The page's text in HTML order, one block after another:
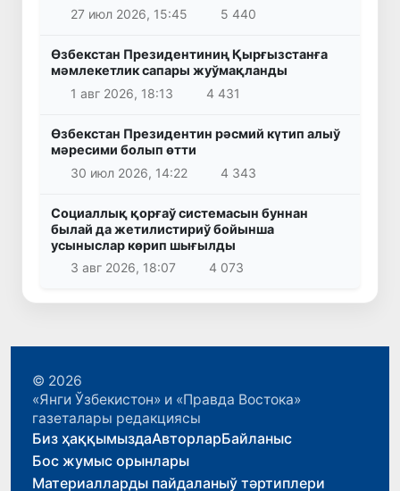
27 июл 2026, 15:45
5 440
Өзбекстан Президентиниң Қырғызстанға
мәмлекетлик сапары жуўмақланды
1 авг 2026, 18:13
4 431
Өзбекстан Президентин рәсмий күтип алыў
мәресими болып өтти
30 июл 2026, 14:22
4 343
Социаллық қорғаў системасын буннан
былай да жетилистириў бойынша
усыныслар көрип шығылды
3 авг 2026, 18:07
4 073
© 2026
«Янги Ўзбекистон» и «Правда Востока»
газеталары редакциясы
Биз ҳаққымыздаАвторларБайланыс
Бос жумыс орынлары
Материалларды пайдаланыў тәртиплери